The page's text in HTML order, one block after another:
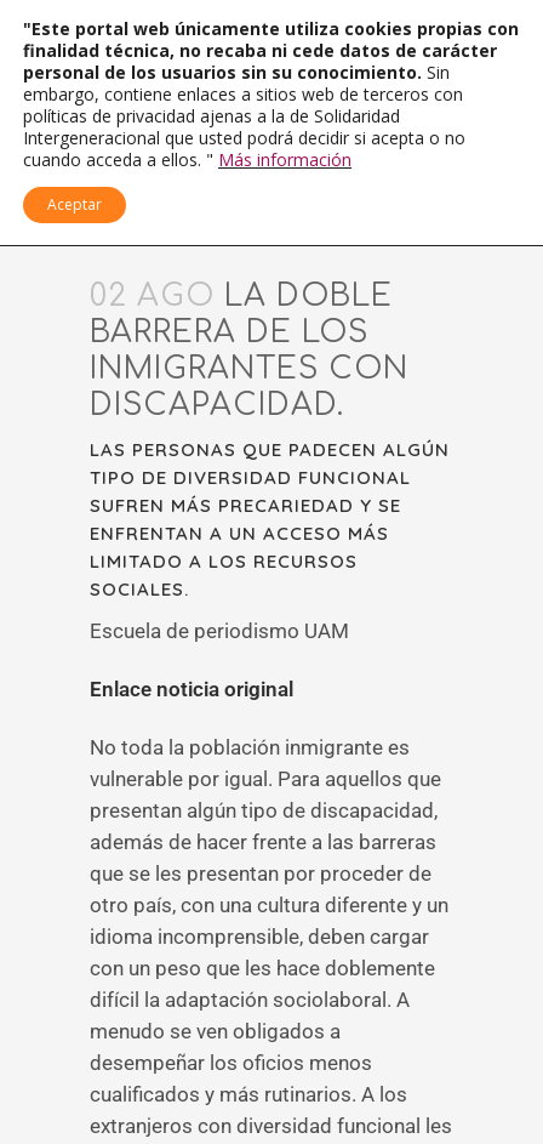
02 AGO LA DOBLE
BARRERA DE LOS
INMIGRANTES CON
DISCAPACIDAD.
LAS PERSONAS QUE PADECEN ALGÚN
TIPO DE DIVERSIDAD FUNCIONAL
SUFREN MÁS PRECARIEDAD Y SE
ENFRENTAN A UN ACCESO MÁS
LIMITADO A LOS RECURSOS
SOCIALES.
Escuela de periodismo UAM
Enlace noticia original
No toda la población inmigrante es
vulnerable por igual. Para aquellos que
presentan algún tipo de discapacidad,
además de hacer frente a las barreras
que se les presentan por proceder de
otro país, con una cultura diferente y un
idioma incomprensible, deben cargar
con un peso que les hace doblemente
difícil la adaptación sociolaboral. A
menudo se ven obligados a
desempeñar los oficios menos
cualificados y más rutinarios. A los
extranjeros con diversidad funcional les
"Este portal web únicamente utiliza cookies propias con
finalidad técnica, no recaba ni cede datos de carácter
personal de los usuarios sin su conocimiento. Sin
embargo, contiene enlaces a sitios web de terceros con
políticas de privacidad ajenas a la de Solidaridad
Intergeneracional que usted podrá decidir si acepta o no
cuando acceda a ellos. " Más información
Aceptar